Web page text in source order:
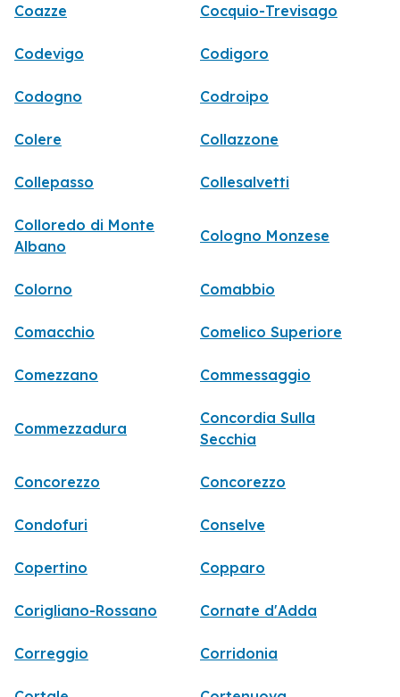
Coazze Cocquio-Trevisago
Codevigo Codigoro
Codogno Codroipo
Colere Collazzone
Collepasso Collesalvetti
Colloredo di Monte
Albano
Cologno Monzese
Colorno Comabbio
Comacchio Comelico Superiore
Comezzano Commessaggio
Commezzadura
Concordia Sulla
Secchia
Concorezzo Concorezzo
Condofuri Conselve
Copertino Copparo
Corigliano-Rossano Cornate d'Adda
Correggio Corridonia